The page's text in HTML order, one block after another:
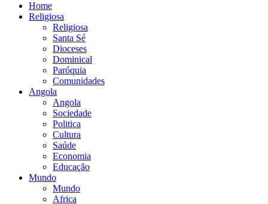
Home
Religiosa
Religiosa
Santa Sé
Dioceses
Dominical
Paróquia
Comunidades
Angola
Angola
Sociedade
Politica
Cultura
Saúde
Economia
Educação
Mundo
Mundo
Africa